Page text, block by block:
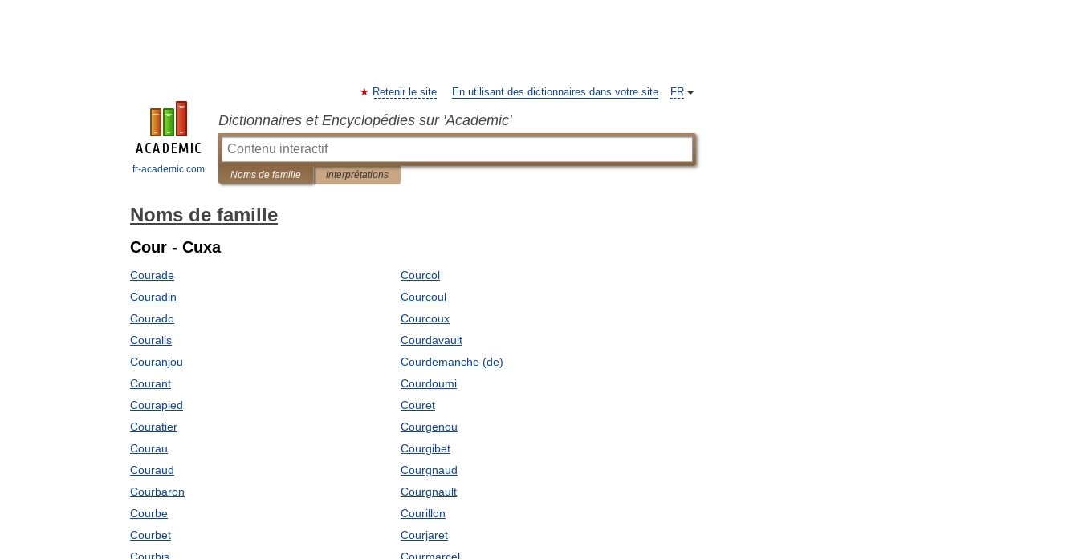
fr-academic.com
FR
Retenir le site En utilisant des dictionnaires dans votre site
Dictionnaires et Encyclopédies sur 'Academic'
Noms de famille interprétations
Noms de famille
Cour - Cuxa
Courade
Couradin
Courado
Couralis
Couranjou
Courant
Courapied
Couratier
Courau
Couraud
Courbaron
Courbe
Courbet
Courcol
Courcoul
Courcoux
Courdavault
Courdemanche (de)
Courdoumi
Couret
Courgenou
Courgibet
Courgnaud
Courgnault
Courillon
Courjaret